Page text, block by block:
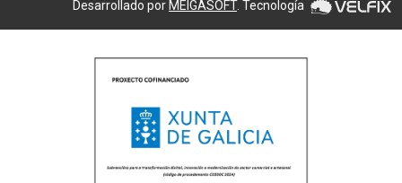
Desarrollado por MEIGASOFT. Tecnología